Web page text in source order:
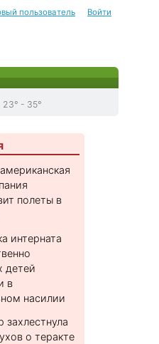
пользователь Войти
23° - 35°
полеты в
интерната
детей
в
насилии
захлестнула
о теракте